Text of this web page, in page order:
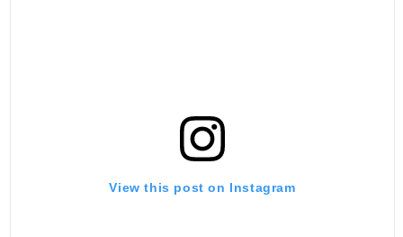
View this post on Instagram